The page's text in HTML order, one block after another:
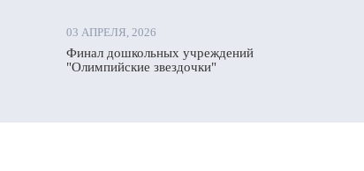
03 АПРЕЛЯ, 2026
Финал дошкольных учреждений
"Олимпийские звездочки"